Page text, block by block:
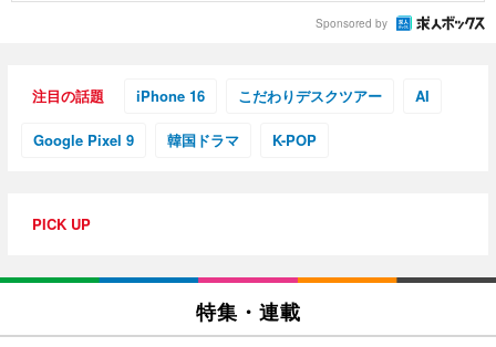
Sponsored by
注目の話題 iPhone 16 こだわりデスクツアー AI
Google Pixel 9 韓国ドラマ K-POP
PICK UP
特集・連載